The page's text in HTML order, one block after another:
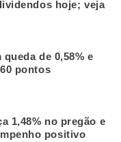
hoje; veja
queda de 0,58% e
pontos
1,48% no pregão e
positivo